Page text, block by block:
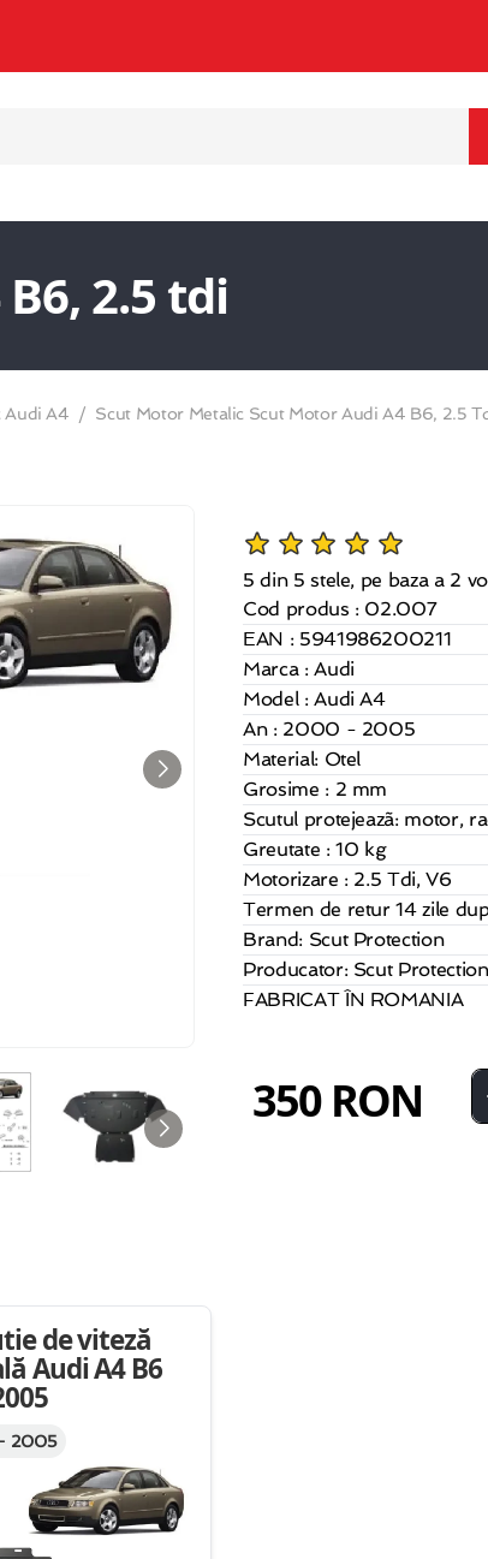
2.5 tdi
Audi A4 Scut Motor Metalic Scut Motor Audi A4 B6, 2.5
5 din 5 stele, pe baza a 2
Cod produs : 02.007
EAN : 5941986200211
Marca : Audi
Model : Audi A4
An : 2000 - 2005
Material: Otel
Grosime : 2 mm
Scutul protejeazã: motor,
Greutate : 10 kg
Motorizare : 2.5 Tdi, V6
Termen de retur 14 zile
Brand: Scut Protection
Producator: Scut
FABRICAT ÎN ROMANIA
350 RON
de viteză
Audi A4 B6
2005